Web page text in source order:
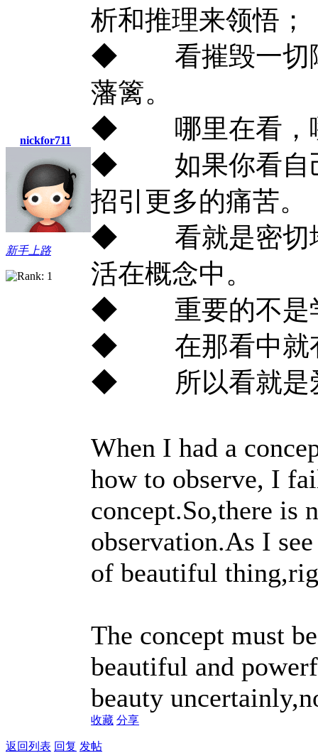
nickfor711
新手上路
析和推理来领悟；
◆ 看摧毁一切障
藩篱。
◆ 哪里在看，哪
◆ 如果你看自己
招引更多的痛苦。
◆ 看就是密切地
活在概念中。
◆ 重要的不是学
◆ 在那看中就有
◆ 所以看就是
When I had a
how to observe, I
concept.So,there is
observation.As I
of beautiful
The concept must
beautiful and
beauty
收藏 分享
返回列表 回复 发帖